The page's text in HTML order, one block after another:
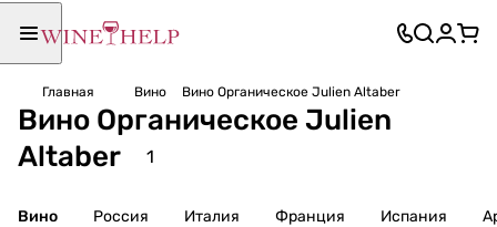
Главная Вино Вино Органическое Julien Altaber
Вино Органическое Julien
Altaber
1
Вино Россия Италия Франция Испания